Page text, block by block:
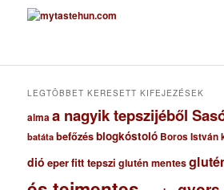
c
h
u
LEGTÖBBET KERESETT KIFEJEZÉSEK
almaa nagyik tepszijéből
batáta befőzésblogkóstoló Boros István
dió eperfitt tepszi glutén mentes